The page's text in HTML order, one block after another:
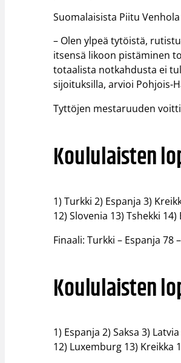
Suomalaisista Piitu
– Olen ylpeä tytöistä,
itsensä likoon pistäminen
totaalista notkahdusta ei
sijoituksilla, arvioi Pohjois-
Tyttöjen mestaruuden voitti
Koululaisten
1) Turkki 2) Espanja 3)
12) Slovenia 13) Tshekki
Finaali: Turkki – Espanja 78
Koululaisten
1) Espanja 2) Saksa 3)
12) Luxemburg 13) Kreikka